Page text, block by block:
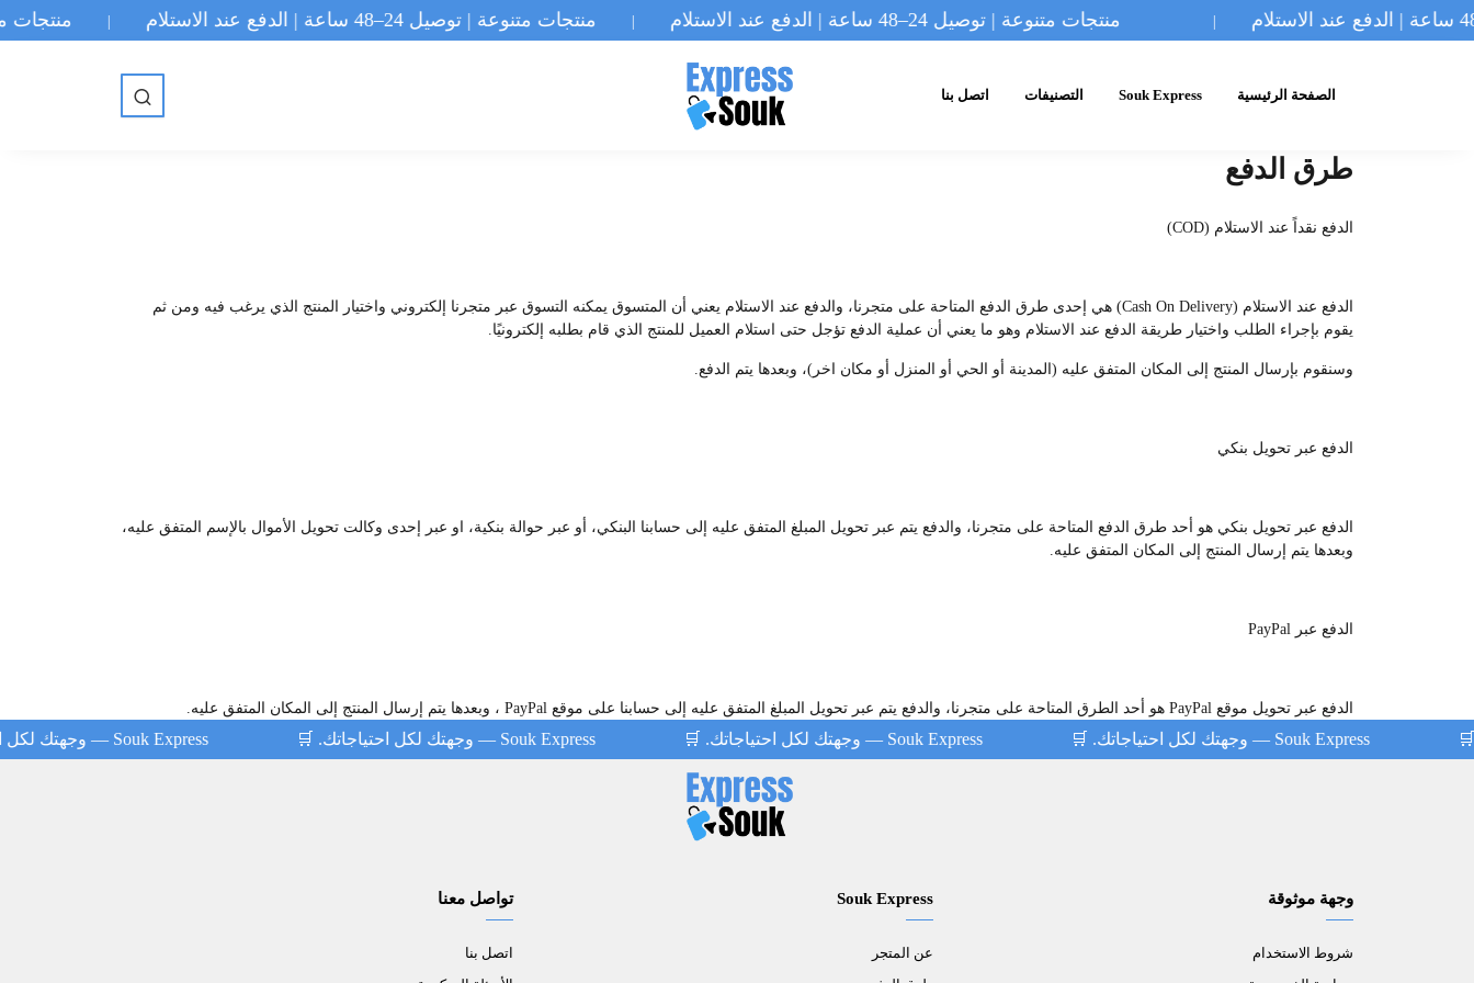
|منتجات متنوعة | توصيل 24–48 ساعة | الدفع عند الاستلام |منتجات متنوعة | توصيل 24–48 ساعة | الدفع عند الاستلام |منتجات
الصفحة الرئيسية Souk Express التصنيفات اتصل بنا
طرق الدفع
الدفع نقداً عند الاستلام (COD)
الدفع عند الاستلام (Cash On Delivery) هي إحدى طرق الدفع المتاحة على متجرنا، والدفع عند الاستلام يعني أن المتسوق يمكنه التسوق عبر متجرنا إلكتروني واختيار المنتج الذي يرغب فيه ومن ثم
يقوم بإجراء الطلب واختيار طريقة الدفع عند الاستلام وهو ما يعني أن عملية الدفع تؤجل حتى استلام العميل للمنتج الذي قام بطلبه إلكترونيًا.
وسنقوم بإرسال المنتج إلى المكان المتفق عليه (المدينة أو الحي أو المنزل أو مكان اخر)، وبعدها يتم الدفع.
الدفع عبر تحويل بنكي
الدفع عبر تحويل بنكي هو أحد طرق الدفع المتاحة على متجرنا، والدفع يتم عبر تحويل المبلغ المتفق عليه إلى حسابنا البنكي، أو عبر حوالة بنكية، او عبر إحدى وكالت تحويل الأموال بالإسم المتفق عليه،
وبعدها يتم إرسال المنتج إلى المكان المتفق عليه.
الدفع عبر PayPal
الدفع عبر تحويل موقع PayPal هو أحد الطرق المتاحة على متجرنا، والدفع يتم عبر تحويل المبلغ المتفق عليه إلى حسابنا على موقع PayPal ، وبعدها يتم إرسال المنتج إلى المكان المتفق عليه.
Souk Express — وجهتك لكل احتياجاتك. 🛒 Souk Express — وجهتك لكل احتياجاتك. 🛒 Souk Express — وجهتك لكل احتياجاتك. 🛒 Souk Express — وجهتك لكل احتياجاتك. 🛒
وجهة موثوقة
شروط الاستخدام
Souk Express
عن المتجر
تواصل معنا
اتصل بنا